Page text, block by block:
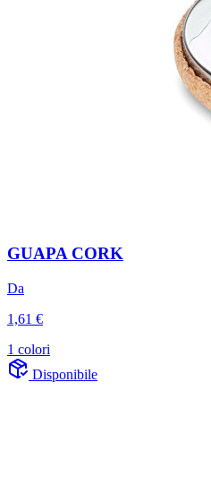
GUAPA CORK
Da
1,61 €
1 colori
Disponibile